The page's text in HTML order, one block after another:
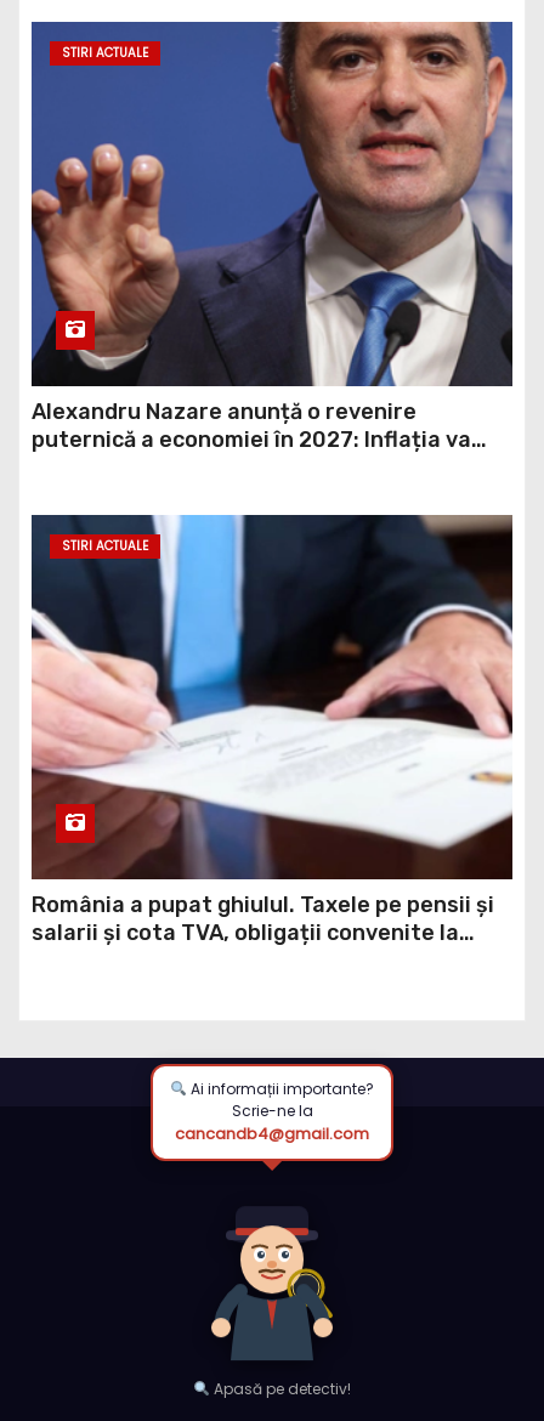
STIRI ACTUALE
Alexandru Nazare anunță o revenire
puternică a economiei în 2027: Inflația va
STIRI ACTUALE
România a pupat ghiulul. Taxele pe pensii și
salarii și cota TVA, obligații convenite la
Ai informații importante?
Scrie-ne la
cancandb4@gmail.com
Apasă pe detectiv!